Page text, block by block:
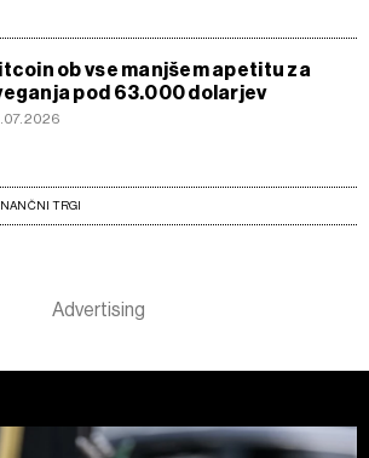
ob vse manjšem apetitu za
pod 63.000 dolarjev
TRGI